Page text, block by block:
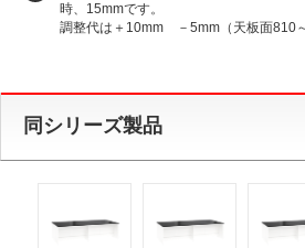
時、15mmです。
調整代は＋10mm －5mm（天板面810
同シリーズ製品